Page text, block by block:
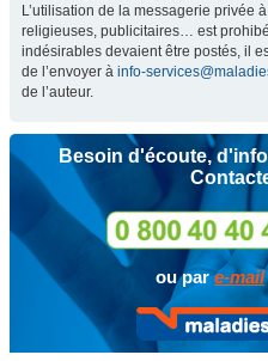
L’utilisation de la messagerie privée
religieuses, publicitaires… est
indésirables devaient être postés, il
de l’envoyer à info-
de l’auteur.
Besoin d'écoute,
ou pare-mail